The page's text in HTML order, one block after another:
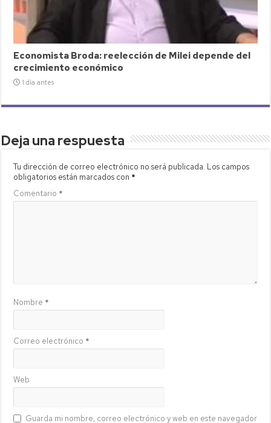
Economista Broda: reelección de Milei depende del
crecimiento económico
1 día antes
Deja una respuesta
Tu dirección de correo electrónico no será publicada. Los campos
obligatorios están marcados con *
Comentario *
Nombre *
Correo electrónico *
Web
Guarda mi nombre, correo electrónico y web en este navegador